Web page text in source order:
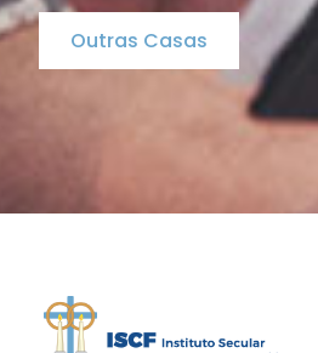
Outras Casas